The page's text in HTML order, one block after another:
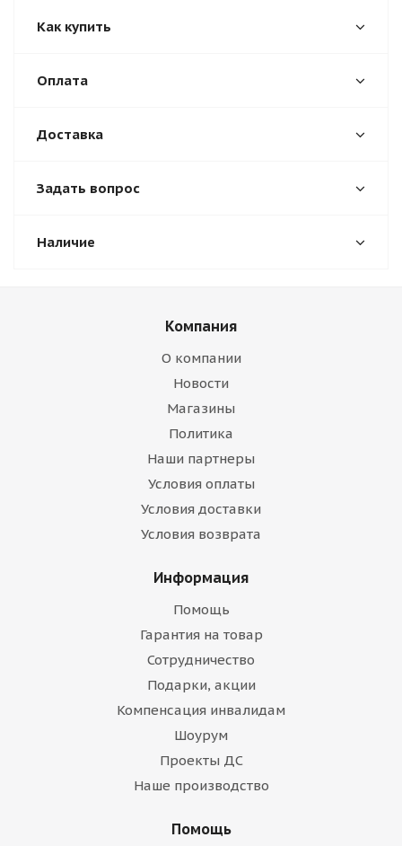
Как купить
Оплата
Доставка
Задать вопрос
Наличие
Компания
О компании
Новости
Магазины
Политика
Наши партнеры
Условия оплаты
Условия доставки
Условия возврата
Информация
Помощь
Гарантия на товар
Сотрудничество
Подарки, акции
Компенсация инвалидам
Шоурум
Проекты ДС
Наше производство
Помощь